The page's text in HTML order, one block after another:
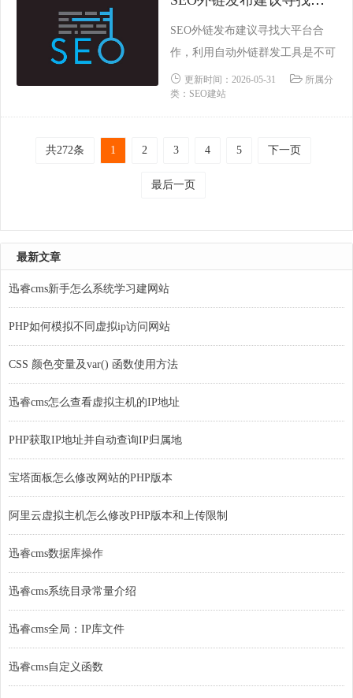
SEO外链发布建议寻找大平台合
作，利用自动外链群发工具是不可
行的自百度绿罗算法诞生以来，搜
索引擎一直在不断升级算法，以打
击外链劣质垃圾，净化网络推广环
样的问题一直困扰着新进入SEO行
更新时间：2026-05-31
所属分
类：SEO建站
共272条 1 2 3 4 5 下一页
最后一页
最新文章
迅睿cms新手怎么系统学习建网站
PHP如何模拟不同虚拟ip访问网站
CSS 颜色变量及var() 函数使用方法
迅睿cms怎么查看虚拟主机的IP地址
PHP获取IP地址并自动查询IP归属地
宝塔面板怎么修改网站的PHP版本
阿里云虚拟主机怎么修改PHP版本和上传限制
迅睿cms数据库操作
迅睿cms系统目录常量介绍
迅睿cms全局：IP库文件
迅睿cms自定义函数